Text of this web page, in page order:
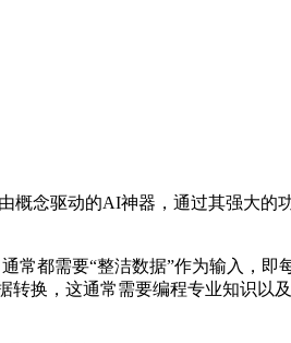
概念驱动的AI神器，通过其强大的
常都需要“整洁数据”作为输入，即
换，这通常需要编程专业知识以及